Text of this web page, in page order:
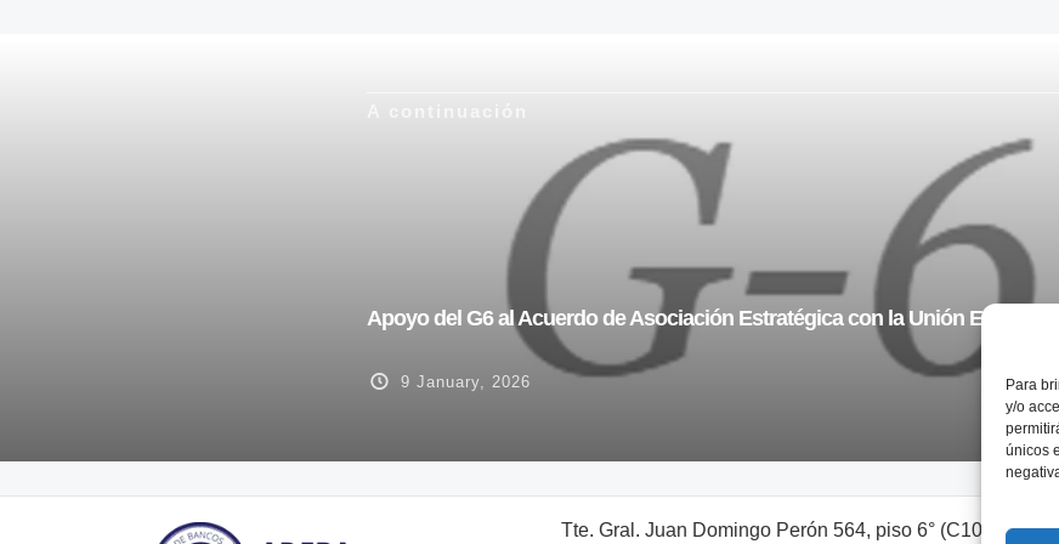
Para
y/o
únicos
Apoyo del G6 al Acuerdo de Asociación Estratégica con la Unión Europea
9 January, 2026
Tte. Gral. Juan Domingo Perón 564, piso 6° (C1038AAL)